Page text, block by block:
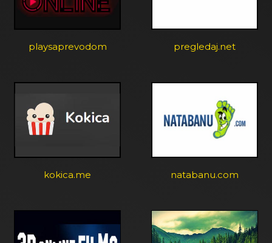
playsaprevodom pregledaj.net
kokica.me natabanu.com